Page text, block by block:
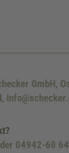
GmbH,
04942-60